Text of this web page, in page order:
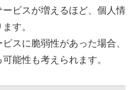
ビスが増えるほど、個人情
す。
スに脆弱性があった場合、
能性も考えられます。